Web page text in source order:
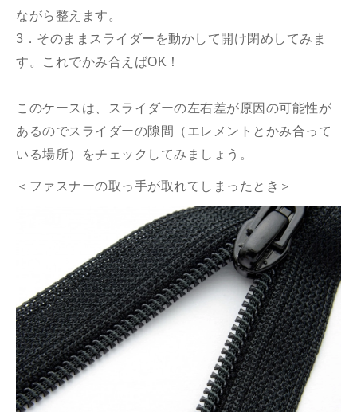
ながら整えます。
3．そのままスライダーを動かして開け閉めしてみま
す。これでかみ合えばOK！
このケースは、スライダーの左右差が原因の可能性が
あるのでスライダーの隙間（エレメントとかみ合って
いる場所）をチェックしてみましょう。
＜ファスナーの取っ手が取れてしまったとき＞